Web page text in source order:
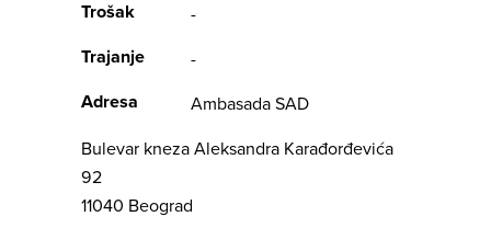
Trošak
-
Trajanje
-
Adresa
Ambasada SAD
Bulevar kneza Aleksandra Karađorđevića
92
11040 Beograd